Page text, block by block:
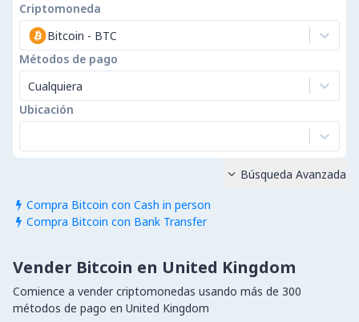
Criptomoneda
Bitcoin - BTC
Métodos de pago
Cualquiera
Ubicación
 Compra Bitcoin con Cash in person
 Compra Bitcoin con Bank Transfer
 Búsqueda Avanzada
Vender Bitcoin en United Kingdom
Comience a vender criptomonedas usando más de 300
métodos de pago en United Kingdom